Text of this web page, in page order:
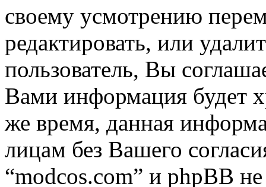
своему усмотрению
редактировать, или
пользователь, Вы
Вами информация будет
же время, данная
лицам без Вашего
“modcos.com” и phpBB не